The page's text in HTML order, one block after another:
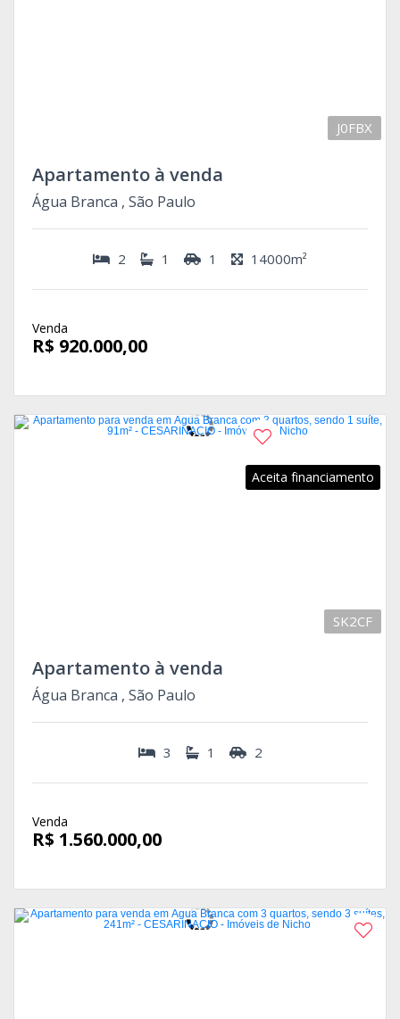
J0FBX
Apartamento à venda
Água Branca , São Paulo
2 1 1 14000m²
Venda
R$ 920.000,00
Aceita financiamento
SK2CF
Apartamento à venda
Água Branca , São Paulo
3 1 2
Venda
R$ 1.560.000,00